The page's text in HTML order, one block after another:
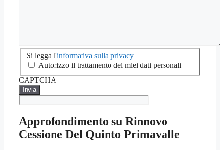
Si
legga
sulla
privacy
Si legga l'informativa sulla privacy
Autorizzo il trattamento dei miei dati personali
CAPTCHA
Approfondimento su Rinnovo
Cessione Del Quinto Primavalle